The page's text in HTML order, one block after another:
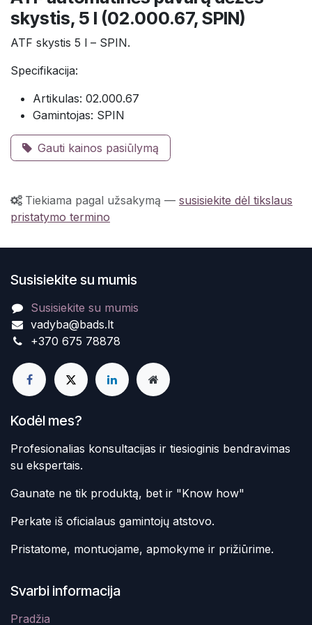
skystis, 5 l (02.000.67, SPIN)
ATF skystis 5 l – SPIN.
Specifikacija:
Artikulas: 02.000.67
Gamintojas: SPIN
Gauti kainos pasiūlymą
Tiekiama pagal užsakymą — susisiekite dėl tikslaus
pristatymo termino
Susisiekite su mumis
Susisiekite su mumis
vadyba@bads.lt
+370 675 78878
Kodėl mes?
Profesionalias konsultacijas ir tiesioginis bendravimas
su ekspertais.
Gaunate ne tik produktą, bet ir "Know how"
Perkate iš oficialaus gamintojų atstovo.
Pristatome, montuojame, apmokyme ir prižiūrime.
Svarbi informacija
Pradžia